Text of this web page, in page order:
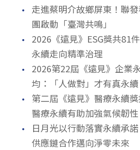
．
走進蔡明介故鄉屏東！聯
團啟動「臺灣共鳴」
．
2026《遠見》ESG獎共81
永續走向精準治理
．
2026第22屆《遠見》企業
均：「人做對」才有真永續
．
第二屆《遠見》醫療永續
醫療永續有助加強氣候韌性
．
日月光以行動落實永續承
供應鏈合作邁向淨零未來